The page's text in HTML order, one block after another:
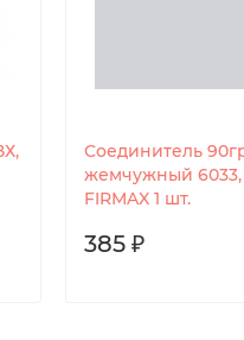
Соединитель
жемчужный 6033,
FIRMAX 1 шт.
385 ₽